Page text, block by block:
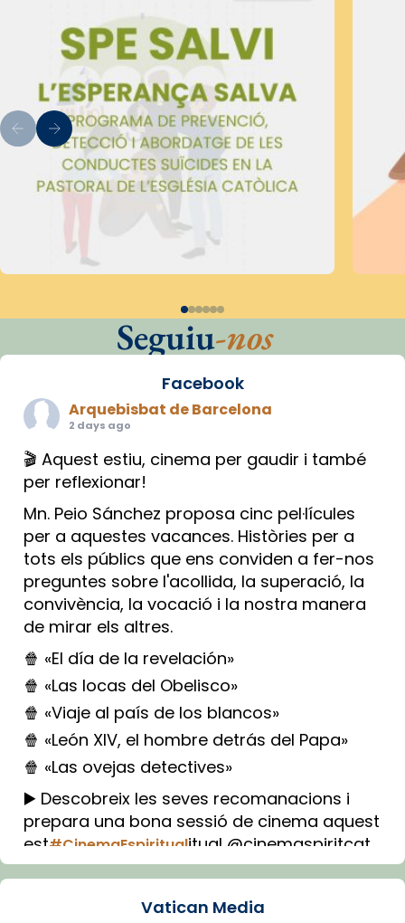
Seguiu-nos
Facebook
Arquebisbat de Barcelona
2 days ago
🎬 Aquest estiu, cinema per gaudir i també
per reflexionar!
Mn. Peio Sánchez proposa cinc pel·lícules
per a aquestes vacances. Històries per a
tots els públics que ens conviden a fer-nos
preguntes sobre l'acollida, la superació, la
convivència, la vocació i la nostra manera
de mirar els altres.
🍿 «El día de la revelación»
🍿 «Las locas del Obelisco»
🍿 «Viaje al país de los blancos»
🍿 «León XIV, el hombre detrás del Papa»
🍿 «Las ovejas detectives»
▶️ Descobreix les seves recomanacions i
prepara una bona sessió de cinema aquest
est#CinemaEspiritualitual @cinemaspiritcat
Imatge: Generada amb IA (OpenAI)
Vatican Media